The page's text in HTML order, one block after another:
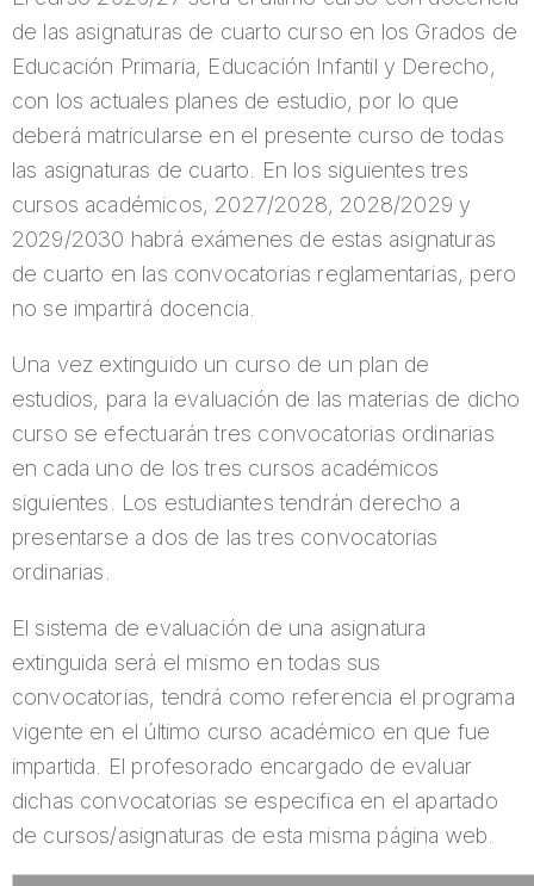
de las asignaturas de cuarto curso en los Grados de
Educación Primaria, Educación Infantil y Derecho,
con los actuales planes de estudio, por lo que
deberá matricularse en el presente curso de todas
las asignaturas de cuarto. En los siguientes tres
cursos académicos, 2027/2028, 2028/2029 y
2029/2030 habrá exámenes de estas asignaturas
de cuarto en las convocatorias reglamentarias, pero
no se impartirá docencia.
Una vez extinguido un curso de un plan de
estudios, para la evaluación de las materias de dicho
curso se efectuarán tres convocatorias ordinarias
en cada uno de los tres cursos académicos
siguientes. Los estudiantes tendrán derecho a
presentarse a dos de las tres convocatorias
ordinarias.
El sistema de evaluación de una asignatura
extinguida será el mismo en todas sus
convocatorias, tendrá como referencia el programa
vigente en el último curso académico en que fue
impartida. El profesorado encargado de evaluar
dichas convocatorias se especifica en el apartado
de cursos/asignaturas de esta misma página web.